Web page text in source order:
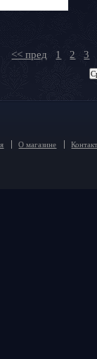
<< пред 1 2 3
О магазине